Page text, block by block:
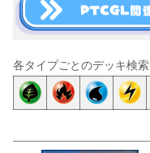
各タイプごとのデッキ検索